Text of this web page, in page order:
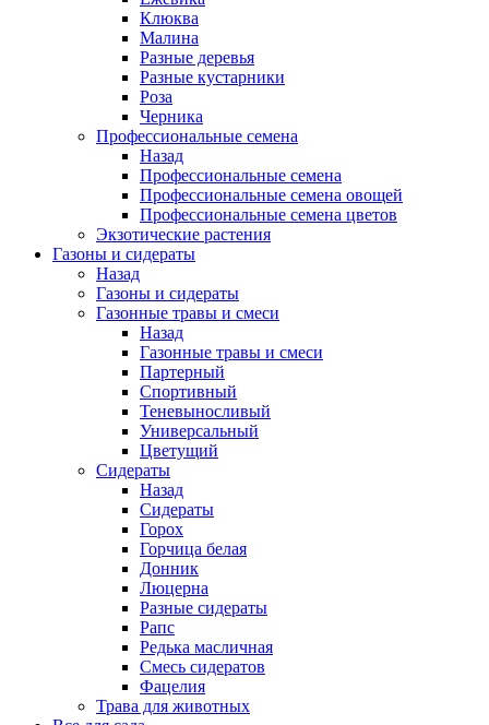
Клюква
Малина
Разные деревья
Разные кустарники
Роза
Черника
Профессиональные семена
Назад
Профессиональные семена
Профессиональные семена овощей
Профессиональные семена цветов
Экзотические растения
Газоны и сидераты
Назад
Газоны и сидераты
Газонные травы и смеси
Назад
Газонные травы и смеси
Партерный
Спортивный
Теневыносливый
Универсальный
Цветущий
Сидераты
Назад
Сидераты
Горох
Горчица белая
Донник
Люцерна
Разные сидераты
Рапс
Редька масличная
Смесь сидератов
Фацелия
Трава для животных